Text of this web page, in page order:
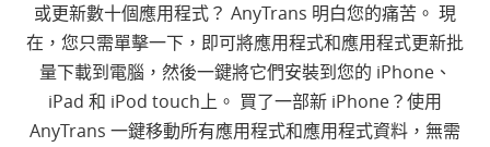
或更新數十個應用程式？ AnyTrans 明白您的痛苦。 現
在，您只需單擊一下，即可將應用程式和應用程式更新批
量下載到電腦，然後一鍵將它們安裝到您的 iPhone、
iPad 和 iPod touch上。 買了一部新 iPhone？使用
AnyTrans 一鍵移動所有應用程式和應用程式資料，無需